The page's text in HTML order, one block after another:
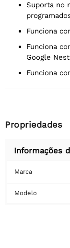
Suporta no máximo 8 temporizadores
Funciona
Funciona com Google Home, Google Home Mini,
Google Nest
Funciona
Propriedades
Informações
Marca
Modelo